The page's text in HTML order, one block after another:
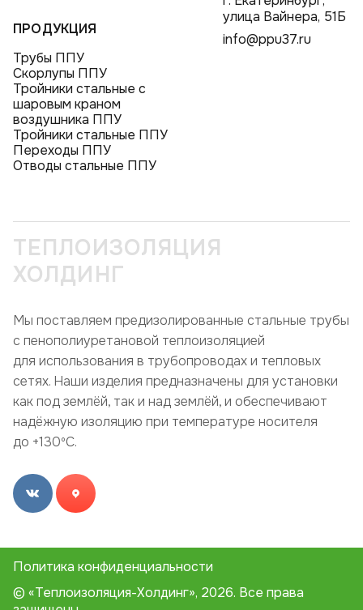
ПРОДУКЦИЯ
Трубы ППУ
Скорлупы ППУ
Тройники стальные с
шаровым краном
воздушника ППУ
Тройники стальные ППУ
Переходы ППУ
Отводы стальные ППУ
улица Вайнера, 51Б
info@ppu37.ru
ТЕПЛОИЗОЛЯЦИЯ
ХОЛДИНГ
Мы поставляем предизолированные стальные трубы
с пенополиуретановой теплоизоляцией
для использования в трубопроводах и тепловых
сетях. Наши изделия предназначены для установки
как под землёй, так и над землёй, и обеспечивают
надёжную изоляцию при температуре носителя
до +130ºC.
Политика конфиденциальности
© «Теплоизоляция-Холдинг», 2026. Все права